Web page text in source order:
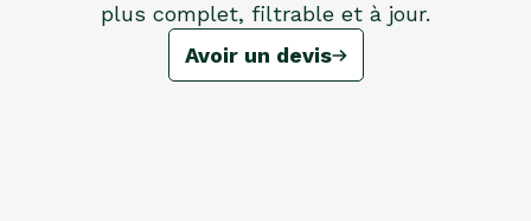
plus complet, filtrable et à jour.
Avoir un devis